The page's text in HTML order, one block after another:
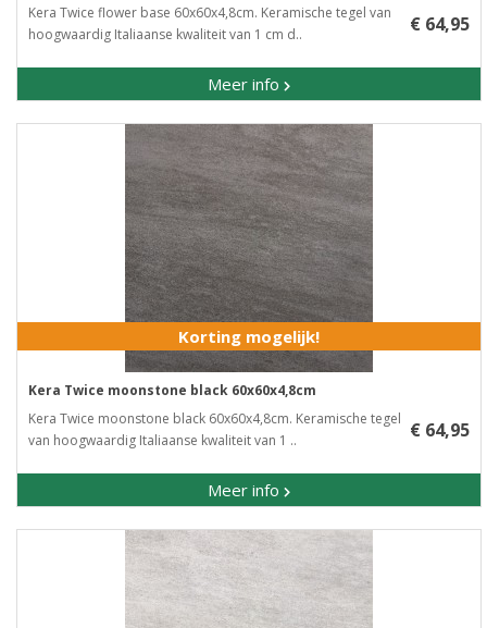
Kera Twice flower base 60x60x4,8cm. Keramische tegel van
hoogwaardig Italiaanse kwaliteit van 1 cm d..
Meer info
€ 64,95
Korting mogelijk!
Kera Twice moonstone black 60x60x4,8cm
Kera Twice moonstone black 60x60x4,8cm. Keramische tegel
van hoogwaardig Italiaanse kwaliteit van 1 ..
Meer info
€ 64,95